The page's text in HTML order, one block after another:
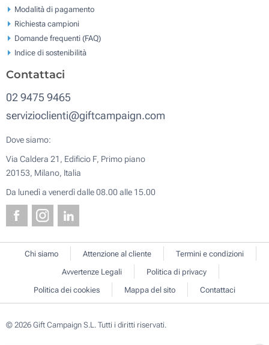
Modalità di pagamento
Richiesta campioni
Domande frequenti (FAQ)
Indice di sostenibilità
Contattaci
02 9475 9465
servizioclienti@giftcampaign.com
Dove siamo:
Via Caldera 21, Edificio F, Primo piano
20153, Milano, Italia
Da lunedì a venerdì dalle 08.00 alle 15.00
Chi siamo Attenzione al cliente
Termini e condizioni
Avvertenze Legali
Politica di privacy
Politica dei cookies
Mappa del sito Contattaci
© 2026 Gift Campaign S.L. Tutti i diritti riservati.